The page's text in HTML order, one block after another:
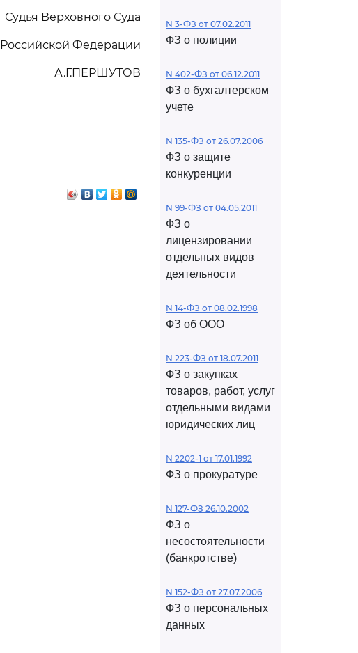
Судья Верховного Суда
Российской Федерации
А.Г.ПЕРШУТОВ
N 3-ФЗ от 07.02.2011
ФЗ о полиции
N 402-ФЗ от 06.12.2011
ФЗ о бухгалтерском
учете
N 135-ФЗ от 26.07.2006
ФЗ о защите
конкуренции
N 99-ФЗ от 04.05.2011
ФЗ о
лицензировании
отдельных видов
деятельности
N 14-ФЗ от 08.02.1998
ФЗ об ООО
N 223-ФЗ от 18.07.2011
ФЗ о закупках
товаров, работ, услуг
отдельными видами
юридических лиц
N 2202-1 от 17.01.1992
ФЗ о прокуратуре
N 127-ФЗ 26.10.2002
ФЗ о
несостоятельности
(банкротстве)
N 152-ФЗ от 27.07.2006
ФЗ о персональных
данных